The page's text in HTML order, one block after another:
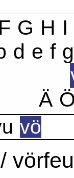
F G H I
d e f g
Ä
vö